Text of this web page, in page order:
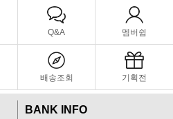
Q&A 멤버쉽
배송조회 기획전
BANK INFO